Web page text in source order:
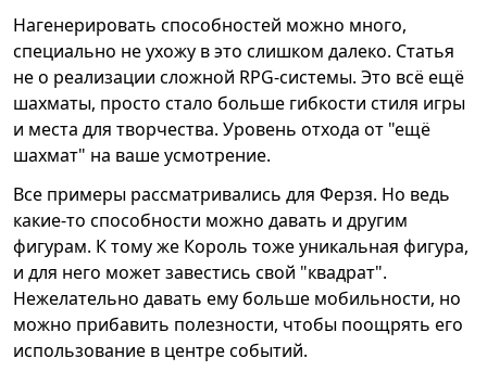
Нагенерировать способностей можно много,
специально не ухожу в это слишком далеко. Статья
не о реализации сложной RPG-системы. Это всё ещё
шахматы, просто стало больше гибкости стиля игры
и места для творчества. Уровень отхода от "ещё
шахмат" на ваше усмотрение.
Все примеры рассматривались для Ферзя. Но ведь
какие-то способности можно давать и другим
фигурам. К тому же Король тоже уникальная фигура,
и для него может завестись свой "квадрат".
Нежелательно давать ему больше мобильности, но
можно прибавить полезности, чтобы поощрять его
использование в центре событий.